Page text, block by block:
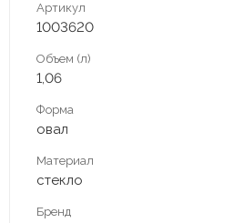
Артикул
1003620
Объем (л)
1,06
Форма
овал
Материал
стекло
Бренд